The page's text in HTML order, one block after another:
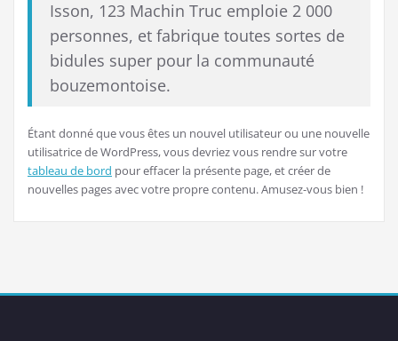
Isson, 123 Machin Truc emploie 2 000
personnes, et fabrique toutes sortes de
bidules super pour la communauté
bouzemontoise.
Étant donné que vous êtes un nouvel utilisateur ou une nouvelle
utilisatrice de WordPress, vous devriez vous rendre sur votre
tableau de bord pour effacer la présente page, et créer de
nouvelles pages avec votre propre contenu. Amusez-vous bien !